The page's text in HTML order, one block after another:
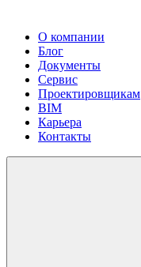
О компании
Блог
Документы
Сервис
Проектировщикам
BIM
Карьера
Контакты